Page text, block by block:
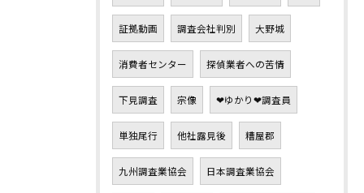
証拠動画 調査会社判別 大野城
消費者センター 探偵業者への苦情
下見調査 宗像 ❤ゆかり❤調査員
単独尾行 他社露見後 糟屋郡
九州調査業協会 日本調査業協会